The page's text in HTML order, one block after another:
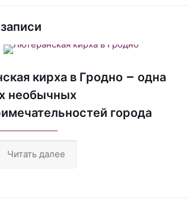
кирха в Гродно – одна
необычных
города
Читать далее